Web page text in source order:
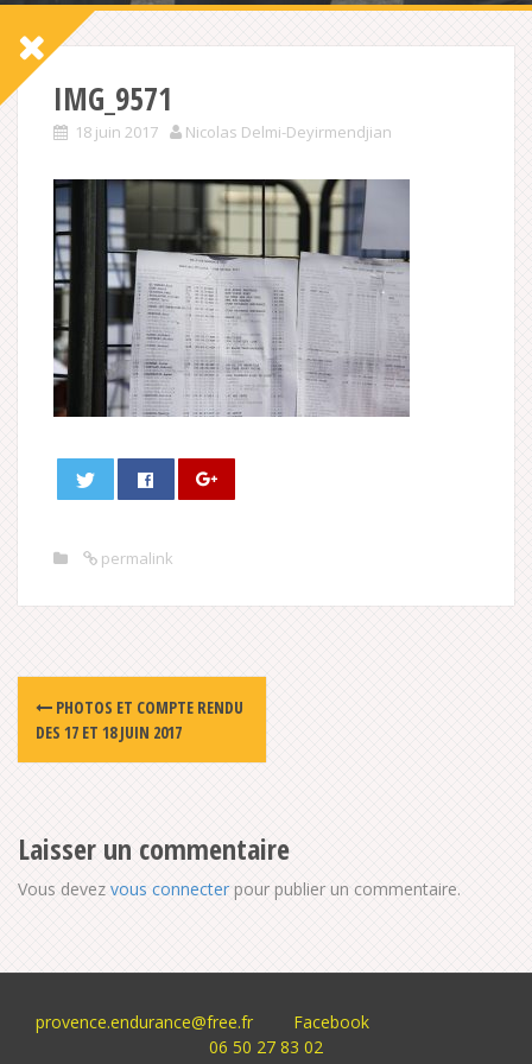
IMG_9571
18 juin 2017 Nicolas Delmi-Deyirmendjian
permalink
Post
navigation
PHOTOS ET COMPTE RENDU
DES 17 ET 18 JUIN 2017
Laisser un commentaire
Vous devez vous connecter pour publier un commentaire.
provence.endurance@free.fr
Facebook
06 50 27 83 02